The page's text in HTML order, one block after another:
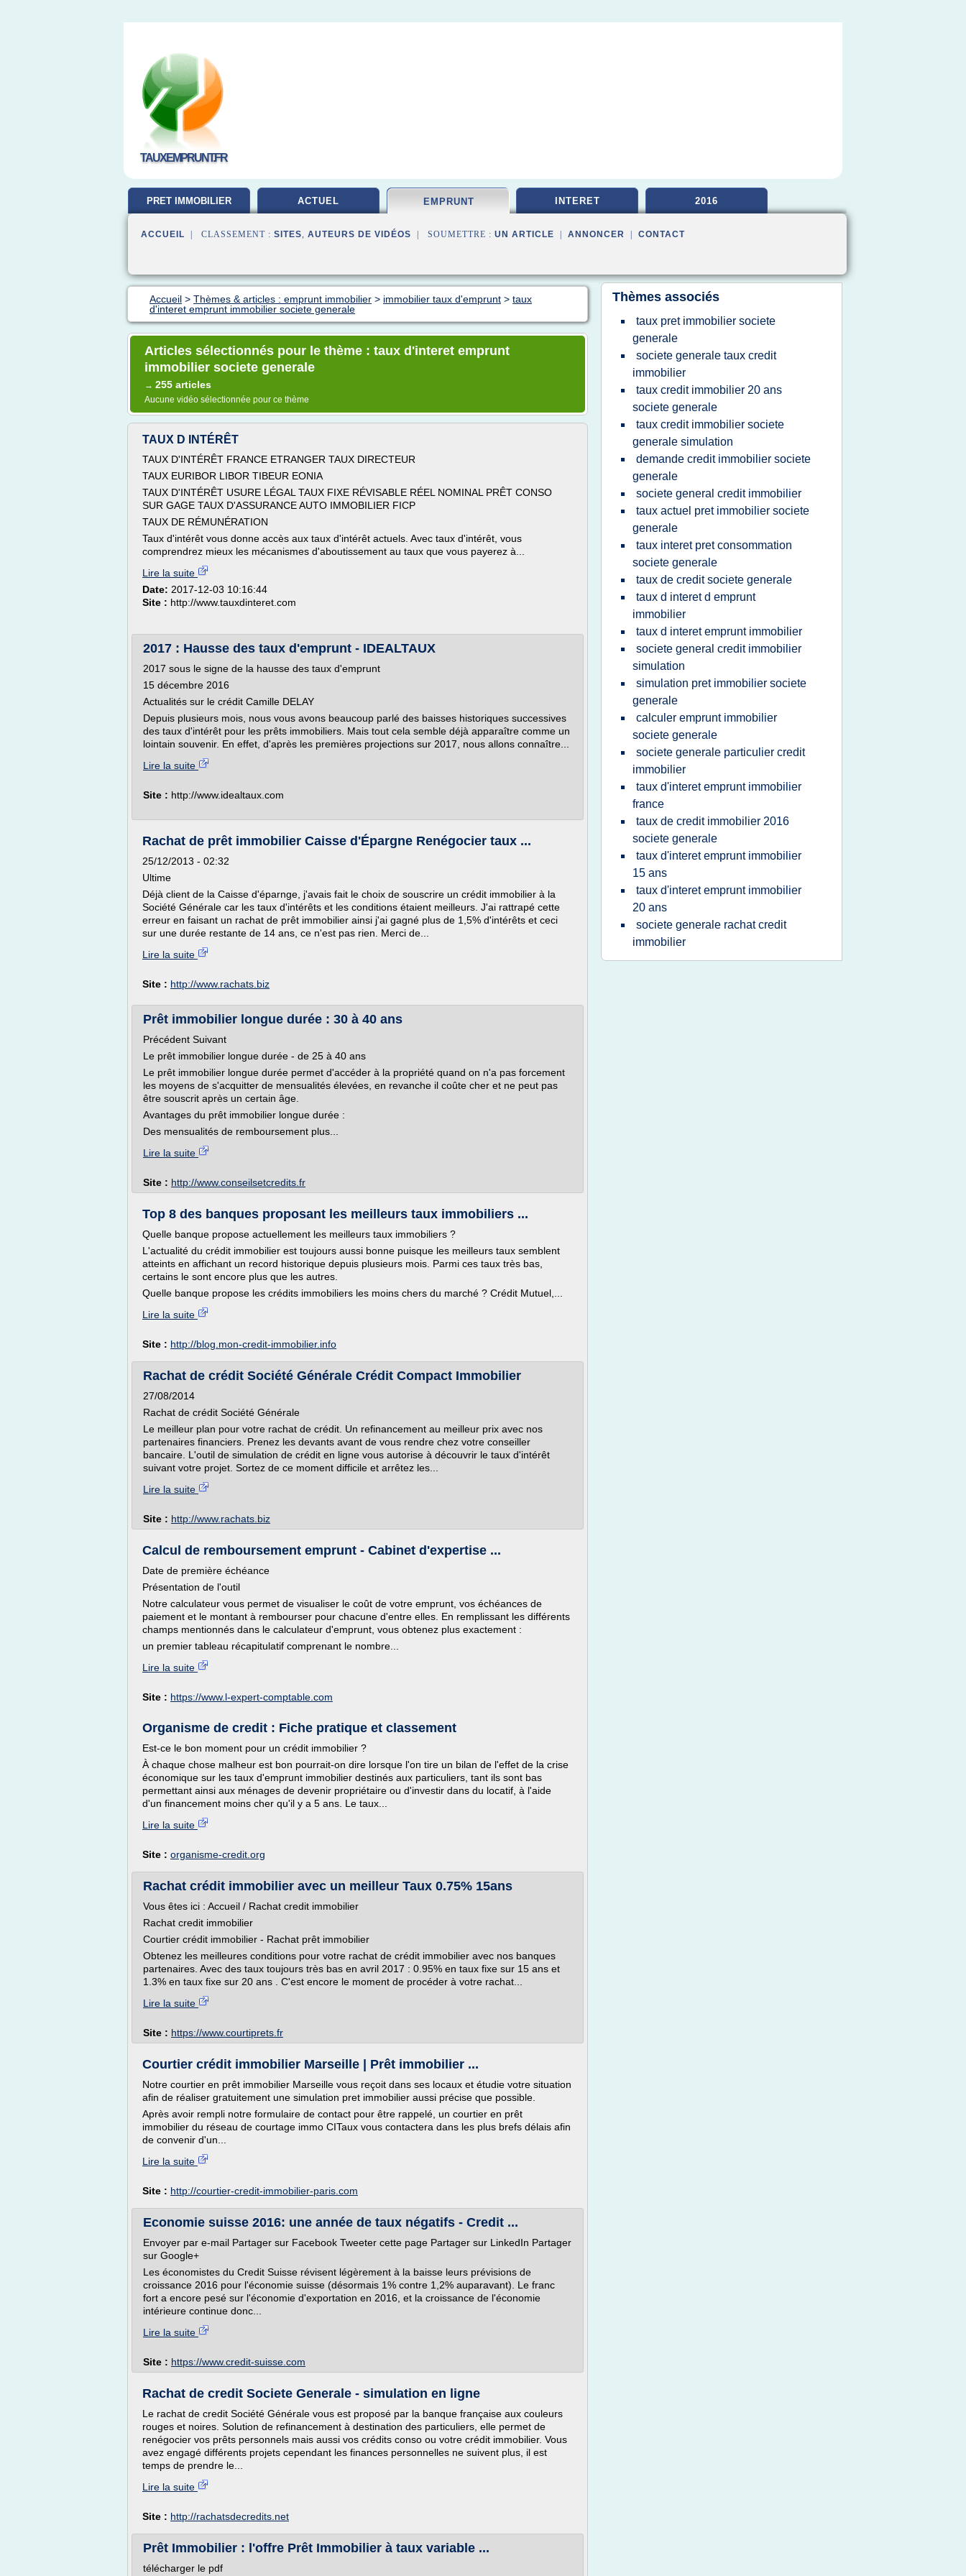
TAUXEMPRUNT.FR
PRET IMMOBILIER ACTUEL EMPRUNT INTERET 2016
ACCUEIL | CLASSEMENT : SITES, AUTEURS DE VIDÉOS | SOUMETTRE : UN ARTICLE ANNONCER CONTACT
Accueil > Thèmes & articles : emprunt immobilier > immobilier taux d'emprunt > taux
d'interet emprunt immobilier societe generale
Articles sélectionnés pour le thème : taux d'interet emprunt
immobilier societe generale
→ 255 articles
Aucune vidéo sélectionnée pour ce thème
TAUX D INTÉRÊT
TAUX D'INTÉRÊT FRANCE ETRANGER TAUX DIRECTEUR
TAUX EURIBOR LIBOR TIBEUR EONIA
TAUX D'INTÉRÊT USURE LÉGAL TAUX FIXE RÉVISABLE RÉEL NOMINAL PRÊT CONSO
SUR GAGE TAUX D'ASSURANCE AUTO IMMOBILIER FICP
TAUX DE RÉMUNÉRATION
Taux d'intérêt vous donne accès aux taux d'intérêt actuels. Avec taux d'intérêt, vous
comprendrez mieux les mécanismes d'aboutissement au taux que vous payerez à...
Lire la suite
Date: 2017-12-03 10:16:44
Site : http://www.tauxdinteret.com
2017 : Hausse des taux d'emprunt - IDEALTAUX
2017 sous le signe de la hausse des taux d'emprunt
15 décembre 2016
Actualités sur le crédit Camille DELAY
Depuis plusieurs mois, nous vous avons beaucoup parlé des baisses historiques successives
des taux d'intérêt pour les prêts immobiliers. Mais tout cela semble déjà apparaître comme un
lointain souvenir. En effet, d'après les premières projections sur 2017, nous allons connaître...
Lire la suite
Site : http://www.idealtaux.com
Rachat de prêt immobilier Caisse d'Épargne Renégocier taux ...
25/12/2013 - 02:32
Ultime
Déjà client de la Caisse d'éparnge, j'avais fait le choix de souscrire un crédit immobilier à la
Société Générale car les taux d'intérêts et les conditions étaient meilleurs. J'ai rattrapé cette
erreur en faisant un rachat de prêt immobilier ainsi j'ai gagné plus de 1,5% d'intérêts et ceci
sur une durée restante de 14 ans, ce n'est pas rien. Merci de...
Lire la suite
Site : http://www.rachats.biz
Prêt immobilier longue durée : 30 à 40 ans
Précédent Suivant
Le prêt immobilier longue durée - de 25 à 40 ans
Le prêt immobilier longue durée permet d'accéder à la propriété quand on n'a pas forcement
les moyens de s'acquitter de mensualités élevées, en revanche il coûte cher et ne peut pas
être souscrit après un certain âge.
Avantages du prêt immobilier longue durée :
Des mensualités de remboursement plus...
Lire la suite
Site : http://www.conseilsetcredits.fr
Top 8 des banques proposant les meilleurs taux immobiliers ...
Quelle banque propose actuellement les meilleurs taux immobiliers ?
L'actualité du crédit immobilier est toujours aussi bonne puisque les meilleurs taux semblent
atteints en affichant un record historique depuis plusieurs mois. Parmi ces taux très bas,
certains le sont encore plus que les autres.
Quelle banque propose les crédits immobiliers les moins chers du marché ? Crédit Mutuel,...
Lire la suite
Site : http://blog.mon-credit-immobilier.info
Rachat de crédit Société Générale Crédit Compact Immobilier
27/08/2014
Rachat de crédit Société Générale
Le meilleur plan pour votre rachat de crédit. Un refinancement au meilleur prix avec nos
partenaires financiers. Prenez les devants avant de vous rendre chez votre conseiller
bancaire. L'outil de simulation de crédit en ligne vous autorise à découvrir le taux d'intérêt
suivant votre projet. Sortez de ce moment difficile et arrêtez les...
Lire la suite
Site : http://www.rachats.biz
Calcul de remboursement emprunt - Cabinet d'expertise ...
Date de première échéance
Présentation de l'outil
Notre calculateur vous permet de visualiser le coût de votre emprunt, vos échéances de
paiement et le montant à rembourser pour chacune d'entre elles. En remplissant les différents
champs mentionnés dans le calculateur d'emprunt, vous obtenez plus exactement :
un premier tableau récapitulatif comprenant le nombre...
Lire la suite
Site : https://www.l-expert-comptable.com
Organisme de credit : Fiche pratique et classement
Est-ce le bon moment pour un crédit immobilier ?
À chaque chose malheur est bon pourrait-on dire lorsque l'on tire un bilan de l'effet de la crise
économique sur les taux d'emprunt immobilier destinés aux particuliers, tant ils sont bas
permettant ainsi aux ménages de devenir propriétaire ou d'investir dans du locatif, à l'aide
d'un financement moins cher qu'il y a 5 ans. Le taux...
Lire la suite
Site : organisme-credit.org
Rachat crédit immobilier avec un meilleur Taux 0.75% 15ans
Vous êtes ici : Accueil / Rachat credit immobilier
Rachat credit immobilier
Courtier crédit immobilier - Rachat prêt immobilier
Obtenez les meilleures conditions pour votre rachat de crédit immobilier avec nos banques
partenaires. Avec des taux toujours très bas en avril 2017 : 0.95% en taux fixe sur 15 ans et
1.3% en taux fixe sur 20 ans . C'est encore le moment de procéder à votre rachat...
Lire la suite
Site : https://www.courtiprets.fr
Courtier crédit immobilier Marseille | Prêt immobilier ...
Notre courtier en prêt immobilier Marseille vous reçoit dans ses locaux et étudie votre situation
afin de réaliser gratuitement une simulation pret immobilier aussi précise que possible.
Après avoir rempli notre formulaire de contact pour être rappelé, un courtier en prêt
immobilier du réseau de courtage immo CITaux vous contactera dans les plus brefs délais afin
de convenir d'un...
Lire la suite
Site : http://courtier-credit-immobilier-paris.com
Economie suisse 2016: une année de taux négatifs - Credit ...
Envoyer par e-mail Partager sur Facebook Tweeter cette page Partager sur LinkedIn Partager
sur Google+
Les économistes du Credit Suisse révisent légèrement à la baisse leurs prévisions de
croissance 2016 pour l'économie suisse (désormais 1% contre 1,2% auparavant). Le franc
fort a encore pesé sur l'économie d'exportation en 2016, et la croissance de l'économie
intérieure continue donc...
Lire la suite
Site : https://www.credit-suisse.com
Rachat de credit Societe Generale - simulation en ligne
Le rachat de credit Société Générale vous est proposé par la banque française aux couleurs
rouges et noires. Solution de refinancement à destination des particuliers, elle permet de
renégocier vos prêts personnels mais aussi vos crédits conso ou votre crédit immobilier. Vous
avez engagé différents projets cependant les finances personnelles ne suivent plus, il est
temps de prendre le...
Lire la suite
Site : http://rachatsdecredits.net
Prêt Immobilier : l'offre Prêt Immobilier à taux variable ...
télécharger le pdf
Thèmes associés
taux pret immobilier societe
generale
societe generale taux credit
immobilier
taux credit immobilier 20 ans
societe generale
taux credit immobilier societe
generale simulation
demande credit immobilier societe
generale
societe general credit immobilier
taux actuel pret immobilier societe
generale
taux interet pret consommation
societe generale
taux de credit societe generale
taux d interet d emprunt
immobilier
taux d interet emprunt immobilier
societe general credit immobilier
simulation
simulation pret immobilier societe
generale
calculer emprunt immobilier
societe generale
societe generale particulier credit
immobilier
taux d'interet emprunt immobilier
france
taux de credit immobilier 2016
societe generale
taux d'interet emprunt immobilier
15 ans
taux d'interet emprunt immobilier
20 ans
societe generale rachat credit
immobilier